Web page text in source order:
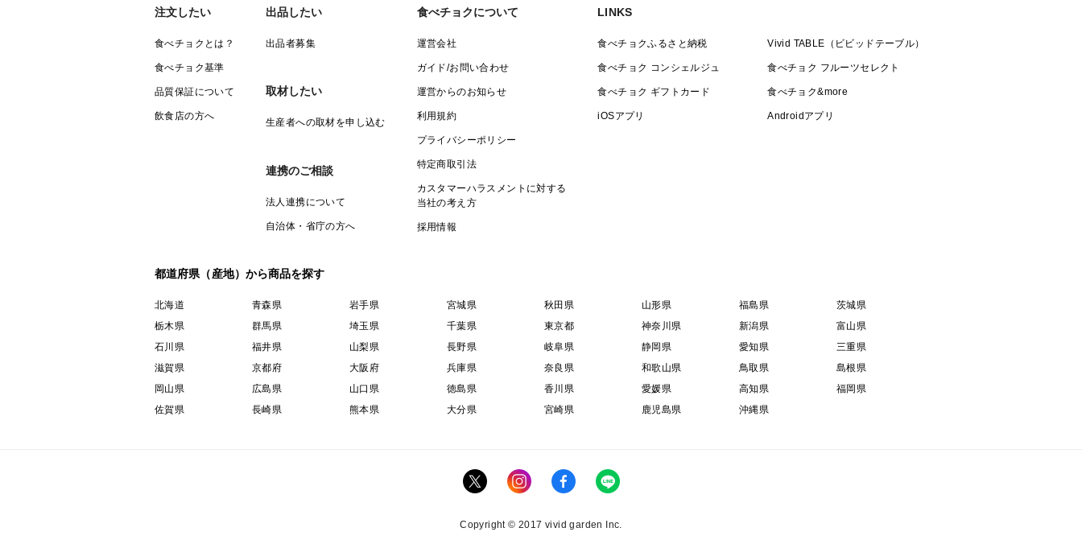
注文したい
食べチョクとは？
食べチョク基準
品質保証について
飲食店の方へ
出品したい
出品者募集
取材したい
生産者への取材を申し込む
連携のご相談
法人連携について
自治体・省庁の方へ
食べチョクについて
運営会社
ガイド/お問い合わせ
運営からのお知らせ
利用規約
プライバシーポリシー
特定商取引法
カスタマーハラスメントに対する
当社の考え方
採用情報
LINKS
食べチョクふるさと納税 Vivid TABLE（ビビッドテーブル）
食べチョク コンシェルジュ 食べチョク フルーツセレクト
食べチョク ギフトカード 食べチョク&more
iOSアプリ Androidアプリ
都道府県（産地）から商品を探す
北海道 青森県 岩手県 宮城県 秋田県 山形県 福島県
茨城県
栃木県
群馬県 埼玉県 千葉県 東京都 神奈川県 新潟県
富山県
石川県
福井県 山梨県 長野県 岐阜県 静岡県 愛知県
三重県
滋賀県
京都府 大阪府 兵庫県 奈良県 和歌山県 鳥取県
島根県
岡山県
広島県 山口県 徳島県 香川県 愛媛県 高知県
福岡県
佐賀県
長崎県 熊本県 大分県 宮崎県 鹿児島県 沖縄県
Copyright © 2017 vivid garden Inc.